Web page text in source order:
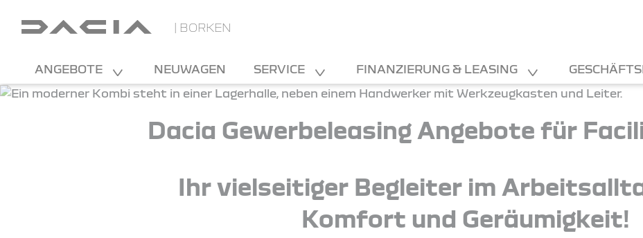
| BORKEN
ANGEBOTE NEUWAGEN SERVICE FINANZIERUNG & LEASING
Dacia Gewerbeleasing Angebote für
Ihr vielseitiger Begleiter im
Komfort und Geräumigkeit!